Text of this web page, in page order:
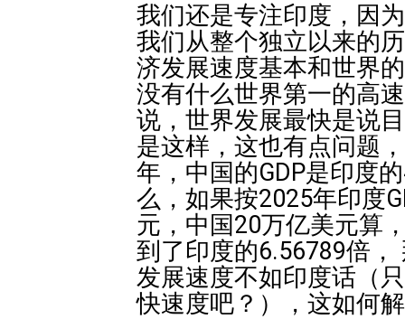
我们还是专注印度，因
我们从整个独立以来的
济发展速度基本和世界
没有什么世界第一的高
说，世界发展最快是说
是这样，这也有点问题
年，中国的GDP是印度
么，如果按2025年印度
元，中国20万亿美元算
到了印度的6.56789倍，
发展速度不如印度话（
快速度吧？），这如何